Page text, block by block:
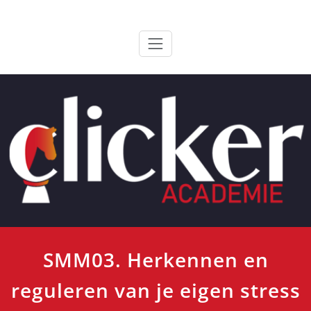
ClickerAcademie
SMM03. Herkennen en
reguleren van je eigen stress